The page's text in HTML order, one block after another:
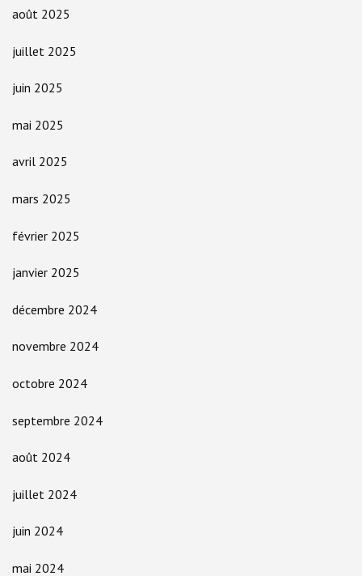
août 2025
juillet 2025
juin 2025
mai 2025
avril 2025
mars 2025
février 2025
janvier 2025
décembre 2024
novembre 2024
octobre 2024
septembre 2024
août 2024
juillet 2024
juin 2024
mai 2024